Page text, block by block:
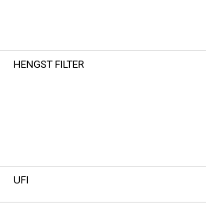
HENGST FILTER
UFI